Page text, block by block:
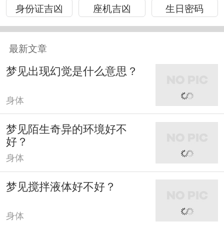
身份证吉凶 座机吉凶 生日密码
最新文章
梦见出现幻觉是什么意思？
身体
梦见陌生奇异的环境好不
好？
身体
梦见搅拌液体好不好？
身体